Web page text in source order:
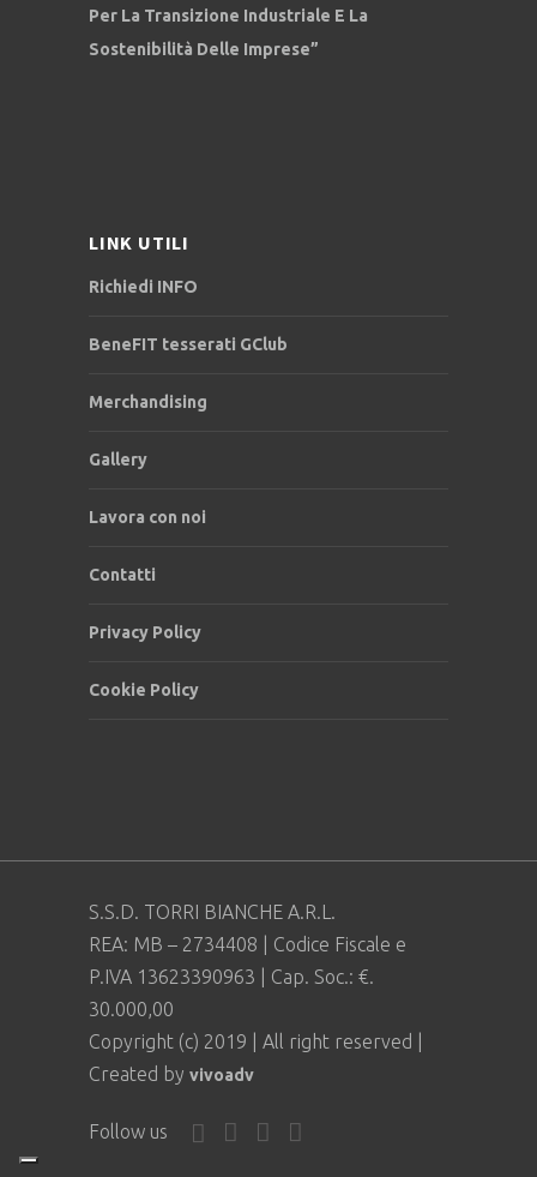
Per La Transizione Industriale E La
Sostenibilità Delle Imprese”
LINK UTILI
Richiedi INFO
BeneFIT tesserati GClub
Merchandising
Gallery
Lavora con noi
Contatti
Privacy Policy
Cookie Policy
S.S.D. TORRI BIANCHE A.R.L.
REA: MB – 2734408 | Codice Fiscale e
P.IVA 13623390963 | Cap. Soc.: €.
30.000,00
Copyright (c) 2019 | All right reserved |
Created by vivoadv
Follow us